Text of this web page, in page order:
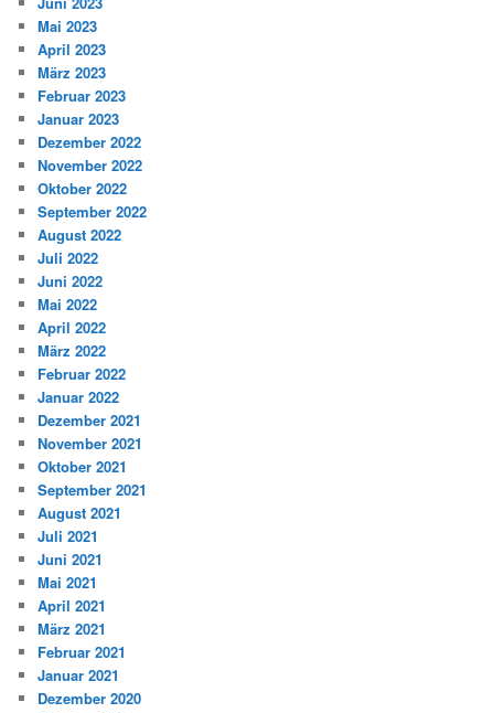
Mai 2023
April 2023
März 2023
Februar 2023
Januar 2023
Dezember 2022
November 2022
Oktober 2022
September 2022
August 2022
Juli 2022
Juni 2022
Mai 2022
April 2022
März 2022
Februar 2022
Januar 2022
Dezember 2021
November 2021
Oktober 2021
September 2021
August 2021
Juli 2021
Juni 2021
Mai 2021
April 2021
März 2021
Februar 2021
Januar 2021
Dezember 2020